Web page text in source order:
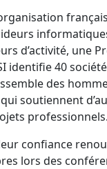
d’activité, une
identifie 40
des
soutiennent
professionnels.
confiance
lors des